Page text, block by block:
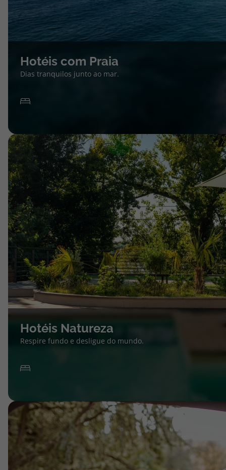
Hotéis com Praia
Dias tranquilos junto ao mar.
Hotéis Natureza
Respire fundo e desligue do mundo.